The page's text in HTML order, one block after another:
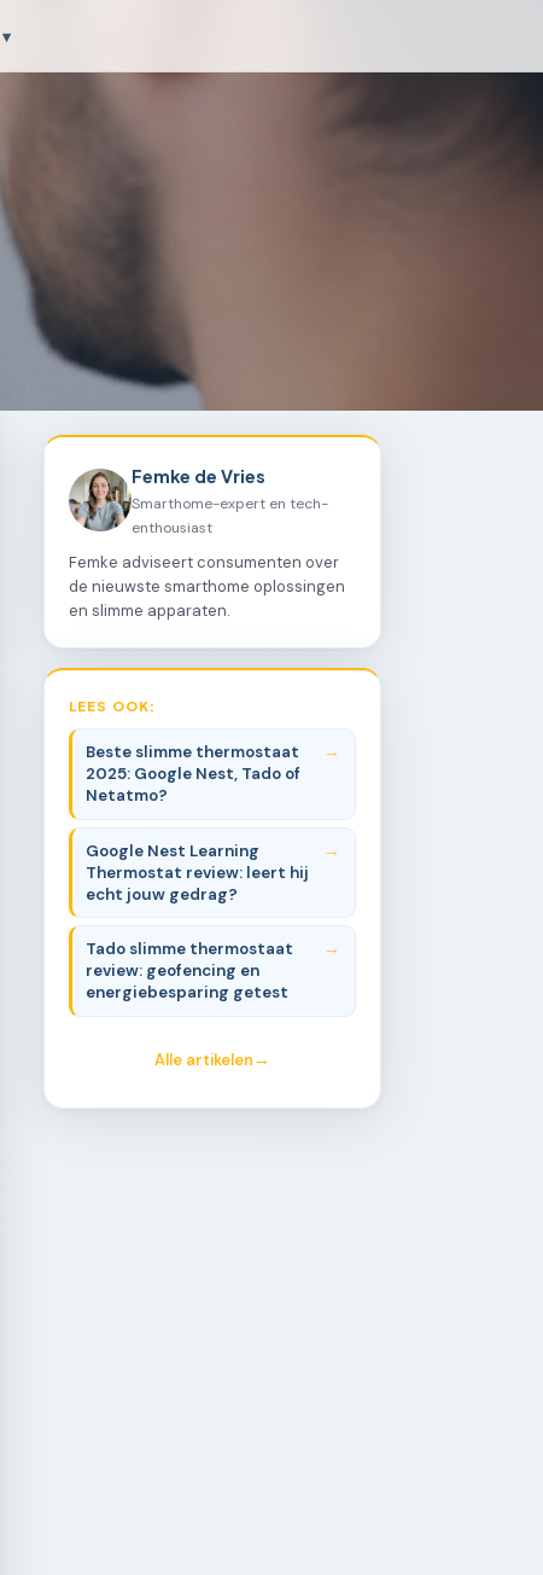
Femke de Vries
Smarthome-expert en tech-
enthousiast
Femke adviseert consumenten over
de nieuwste smarthome oplossingen
en slimme apparaten.
LEES OOK:
Beste slimme thermostaat
2025: Google Nest, Tado of
Netatmo?
Google Nest Learning
Thermostat review: leert hij
echt jouw gedrag?
Tado slimme thermostaat
review: geofencing en
energiebesparing getest
Alle artikelen